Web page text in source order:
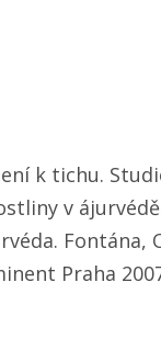
k tichu.
v
Fontána,
Praha